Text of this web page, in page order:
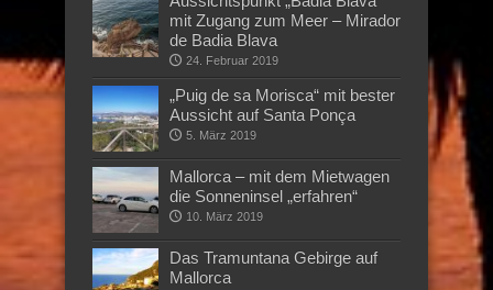
mit Zugang zum Meer – Mirador
de Badia Blava
24. Februar 2019
„Puig de sa Morisca“ mit bester
Aussicht auf Santa Ponça
5. März 2019
Mallorca – mit dem Mietwagen
die Sonneninsel „erfahren“
10. März 2019
Das Tramuntana Gebirge auf
Mallorca